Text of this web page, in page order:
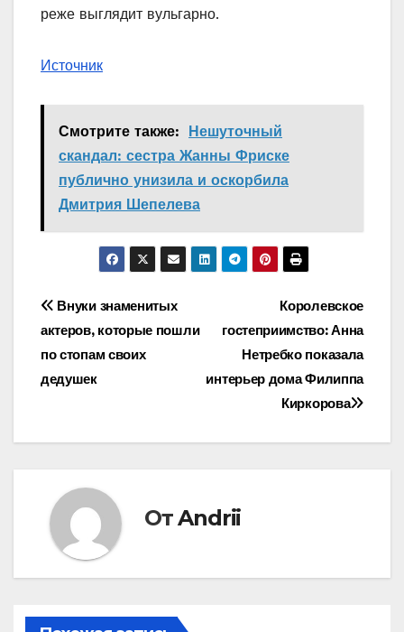
реже выглядит вульгарно.
Источник
Смотрите также:
Нешуточный
скандал: сестра Жанны Фриске
публично унизила и оскорбила
Дмитрия Шепелева
Навигация
по
записям
Королевское
гостеприимство: Анна
Нетребко показала
интерьер дома Филиппа
Киркорова
Внуки знаменитых
актеров, которые пошли
по стопам своих
дедушек
ОтAndrii